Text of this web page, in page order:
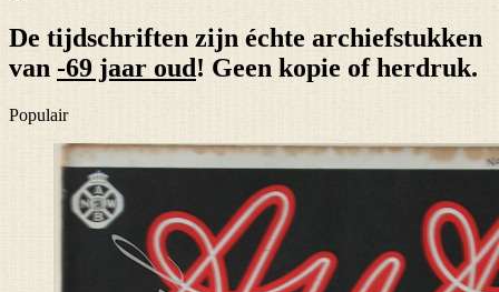
De tijdschriften zijn échte archiefstukken
van -69 jaar oud ! Geen kopie of herdruk.
Populair